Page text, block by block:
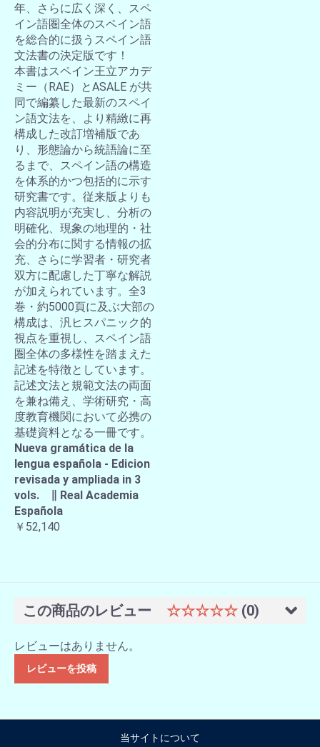
年、さらに広く深く、スペ
イン語圏全体のスペイン語
を総合的に扱うスペイン語
文法書の決定版です！
本書はスペイン王立アカデ
ミー（RAE）とASALE が共
同で編纂した最新のスペイ
ン語文法を、より精緻に再
構成した改訂増補版であ
り、形態論から統語論に至
るまで、スペイン語の構造
を体系的かつ包括的に示す
研究書です。従来版よりも
内容説明が充実し、分析の
明確化、現象の地理的・社
会的分布に関する情報の拡
充、さらに学習者・研究者
双方に配慮した丁寧な解説
が加えられています。全3
巻・約5000頁に及ぶ大部の
構成は、汎ヒスパニック的
視点を重視し、スペイン語
圏全体の多様性を踏まえた
記述を特徴としています。
記述文法と規範文法の両面
を兼ね備え、学術研究・高
度教育機関において必携の
基礎資料となる一冊です。
Nueva gramática de la
lengua española - Edicion
revisada y ampliada in 3
vols. ∥ Real Academia
Española
￥52,140
この商品のレビュー ☆☆☆☆☆ (0)
レビューはありません。
レビューを投稿
当サイトについて